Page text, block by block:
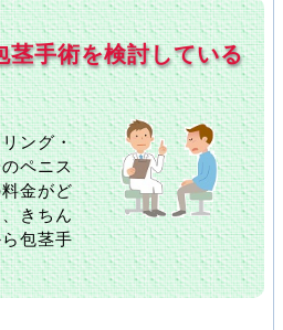
手術を検討している
ング・
ペニス
金がど
きちん
包茎手